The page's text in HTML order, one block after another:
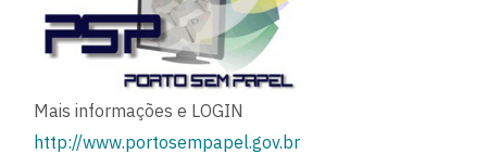
Mais informações e LOGIN
http://www.portosempapel.gov.br